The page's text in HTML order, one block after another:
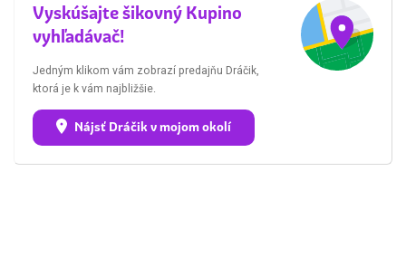
Vyskúšajte šikovný Kupino
vyhľadávač!
Jedným klikom vám zobrazí predajňu Dráčik,
ktorá je k vám najbližšie.
Nájsť Dráčik v mojom okolí